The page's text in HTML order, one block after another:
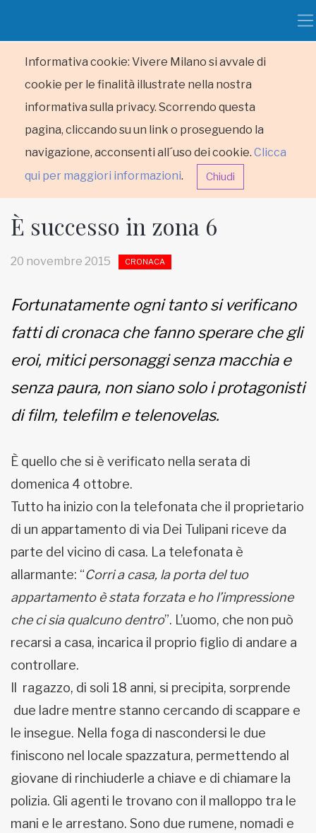
Informativa cookie: Vivere Milano si avvale di
cookie per le finalità illustrate nella nostra
informativa sulla privacy. Scorrendo questa
pagina, cliccando su un link o proseguendo la
navigazione, acconsenti all´uso dei cookie. Clicca
qui per maggiori informazioni. Chiudi
Inviateci le vostre segnalazioni
Iscriviti alla newsletter
www.viveremilano.info
Fondato e diretto da Enzo De
Bernardis
Imbonati, 89 20159 Milano (Italia)
Informativa sulla privacy
È successo in zona 6
20 novembre 2015 CRONACA
Fortunatamente ogni tanto si verificano
fatti di cronaca che fanno sperare che gli
eroi, mitici personaggi senza macchia e
senza paura, non siano solo i protagonisti
di film, telefilm e telenovelas.
È quello che si è verificato nella serata di
domenica 4 ottobre.
Tutto ha inizio con la telefonata che il proprietario
di un appartamento di via Dei Tulipani riceve da
parte del vicino di casa. La telefonata è
allarmante: “Corri a casa, la porta del tuo
appartamento è stata forzata e ho l’impressione
che ci sia qualcuno dentro”. L’uomo, che non può
recarsi a casa, incarica il proprio figlio di andare a
controllare.
Il ragazzo, di soli 18 anni, si precipita, sorprende
due ladre mentre stanno cercando di scappare e
le insegue. Nella foga di nascondersi le due
finiscono nel locale spazzatura, permettendo al
giovane di rinchiuderle a chiave e di chiamare la
polizia. Gli agenti le trovano con il malloppo tra le
mani e le arrestano. Sono due rumene, nomadi e